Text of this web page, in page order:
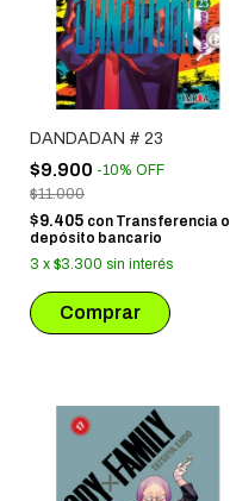
DANDADAN # 23
$9.900 -10% OFF
$11.000
$9.405 con Transferencia o
depósito bancario
3 x $3.300 sin interés